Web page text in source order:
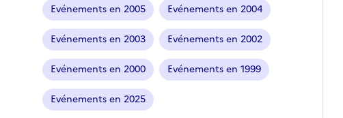
n
é
)
Evénements en 2005 Evénements en 2004
Evénements en 2003 Evénements en 2002
Evénements en 2000 Evénements en 1999
Evénements en 2025